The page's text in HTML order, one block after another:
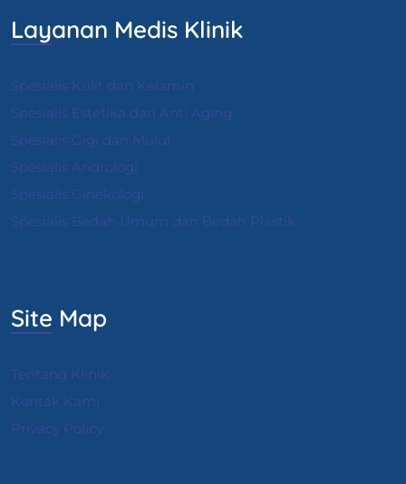
Layanan Medis Klinik
Spesialis Kulit dan Kelamin
Spesialis Estetika dan Anti Aging
Spesialis Gigi dan Mulut
Spesialis Andrologi
Spesialis Ginekologi
Spesialis Bedah Umum dan Bedah Plastik
Site Map
Tentang Klinik
Kontak Kami
Privacy Policy